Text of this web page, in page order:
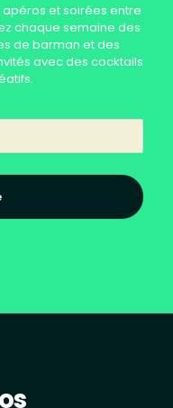
et soirées entre
chaque semaine des
de barman et des
avec des cocktails